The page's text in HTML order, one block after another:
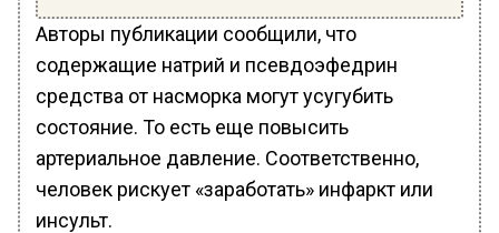
Авторы публикации сообщили, что
содержащие натрий и псевдоэфедрин
средства от насморка могут усугубить
состояние. То есть еще повысить
артериальное давление. Соответственно,
человек рискует «заработать» инфаркт или
инсульт.